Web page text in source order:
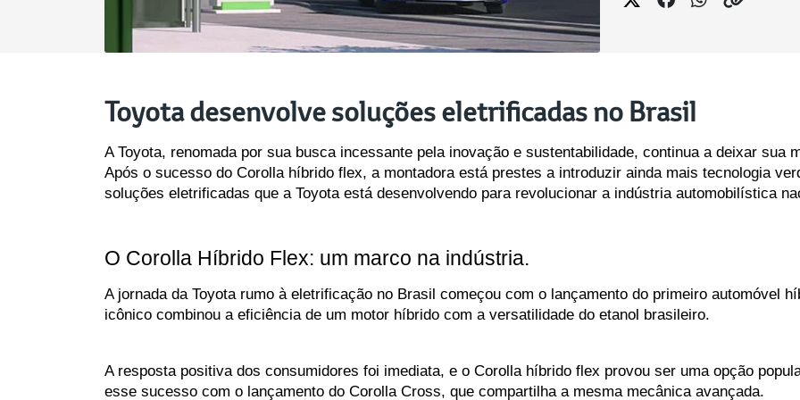
Toyota desenvolve soluções eletrificadas no Brasil
A Toyota, renomada por sua busca incessante pela inovação e sustentabilidade, continua a deixar sua
Após o sucesso do Corolla híbrido flex, a montadora está prestes a introduzir ainda mais tecnologia
soluções eletrificadas que a Toyota está desenvolvendo para revolucionar a indústria automobilística
O Corolla Híbrido Flex: um marco na indústria.
A jornada da Toyota rumo à eletrificação no Brasil começou com o lançamento do primeiro automóvel
icônico combinou a eficiência de um motor híbrido com a versatilidade do etanol brasileiro.
A resposta positiva dos consumidores foi imediata, e o Corolla híbrido flex provou ser uma opção
esse sucesso com o lançamento do Corolla Cross, que compartilha a mesma mecânica avançada.